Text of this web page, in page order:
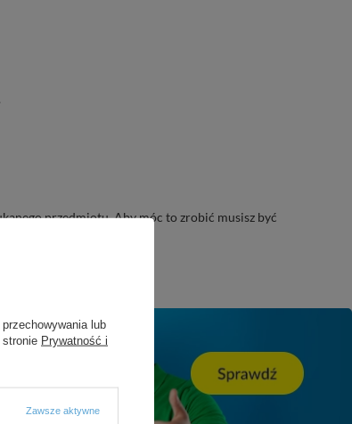
przedmiotu. Aby móc to zrobić musisz być
lub
Prywatność i
Zawsze aktywne